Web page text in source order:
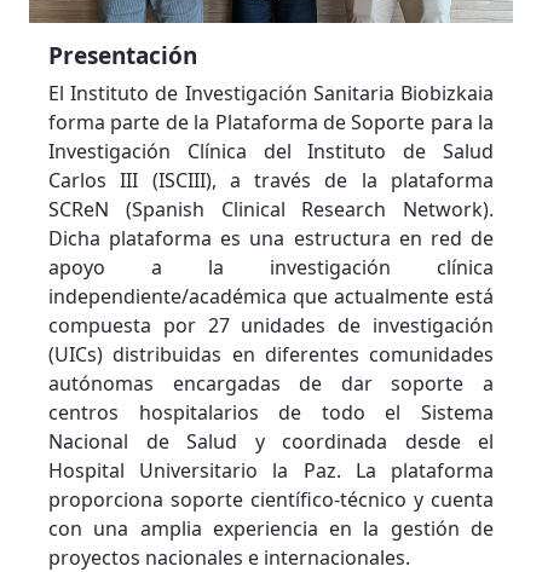
Presentación
El Instituto de Investigación Sanitaria Biobizkaia
forma parte de la Plataforma de Soporte para la
Investigación Clínica del Instituto de Salud
Carlos III (ISCIII), a través de la plataforma
SCReN (Spanish Clinical Research Network).
Dicha plataforma es una estructura en red de
apoyo a la investigación clínica
independiente/académica que actualmente está
compuesta por 27 unidades de investigación
(UICs) distribuidas en diferentes comunidades
autónomas encargadas de dar soporte a
centros hospitalarios de todo el Sistema
Nacional de Salud y coordinada desde el
Hospital Universitario la Paz. La plataforma
proporciona soporte científico-técnico y cuenta
con una amplia experiencia en la gestión de
proyectos nacionales e internacionales.